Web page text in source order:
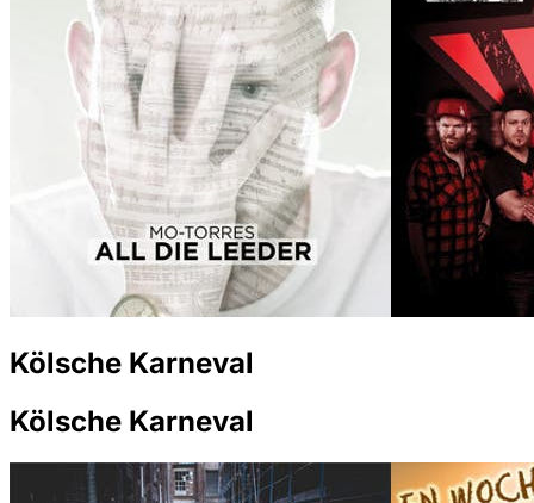
Kölsche Karneval
Kölsche Karneval